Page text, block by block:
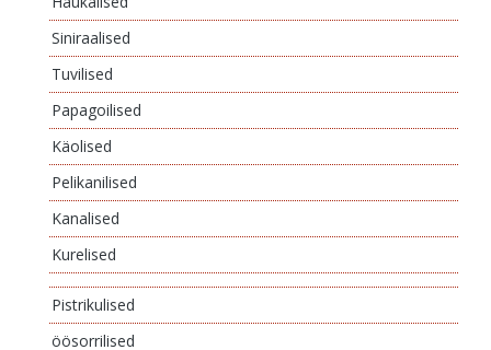
Siniraalised
Tuvilised
Papagoilised
Käolised
Pelikanilised
Kanalised
Kurelised
Pistrikulised
öösorrilised